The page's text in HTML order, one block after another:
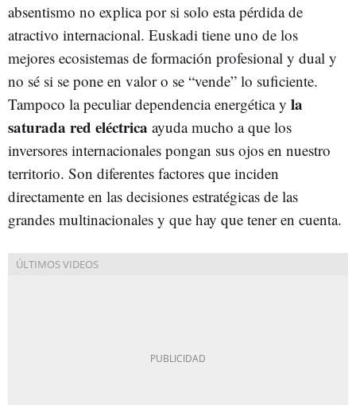
absentismo no explica por si solo esta pérdida de
atractivo internacional. Euskadi tiene uno de los
mejores ecosistemas de formación profesional y dual y
no sé si se pone en valor o se “vende” lo suficiente.
Tampoco la peculiar dependencia energética y la
saturada red eléctrica ayuda mucho a que los
inversores internacionales pongan sus ojos en nuestro
territorio. Son diferentes factores que inciden
directamente en las decisiones estratégicas de las
grandes multinacionales y que hay que tener en cuenta.